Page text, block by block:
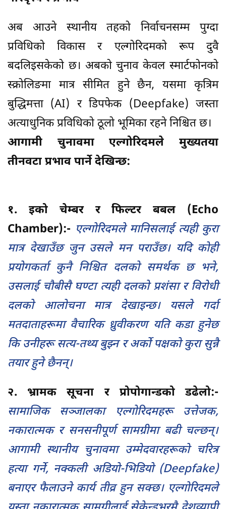
अब आउने स्थानीय तहको निर्वाचनसम्म पुग्दा
प्रविधिको विकास र एल्गोरिदमको रूप दुवै
बदलिइसकेको छ। अबको चुनाव केवल स्मार्टफोनको
स्क्रोलिङमा मात्र सीमित हुने छैन, यसमा कृत्रिम
बुद्धिमत्ता (AI) र डिपफेक (Deepfake) जस्ता
अत्याधुनिक प्रविधिको ठूलो भूमिका रहने निश्चित छ।
आगामी चुनावमा एल्गोरिदमले मुख्यतया
तीनवटा प्रभाव पार्ने देखिन्छ:
१. इको चेम्बर र फिल्टर बबल (Echo
Chamber):- एल्गोरिदमले मानिसलाई त्यही कुरा
मात्र देखाउँछ जुन उसले मन पराउँछ। यदि कोही
प्रयोगकर्ता कुनै निश्चित दलको समर्थक छ भने,
उसलाई चौबीसै घण्टा त्यही दलको प्रशंसा र विरोधी
दलको आलोचना मात्र देखाइन्छ। यसले गर्दा
मतदाताहरूमा वैचारिक ध्रुवीकरण यति कडा हुनेछ
कि उनीहरू सत्य-तथ्य बुझ्न र अर्को पक्षको कुरा सुन्नै
तयार हुने छैनन्।
२. भ्रामक सूचना र प्रोपोगान्डको डढेलो:-
सामाजिक सञ्जालका एल्गोरिदमहरू उत्तेजक,
नकारात्मक र सनसनीपूर्ण सामग्रीमा बढी चल्छन्।
आगामी स्थानीय चुनावमा उम्मेदवारहरूको चरित्र
हत्या गर्ने, नक्कली अडियो-भिडियो (Deepfake)
बनाएर फैलाउने कार्य तीव्र हुन सक्छ। एल्गोरिदमले